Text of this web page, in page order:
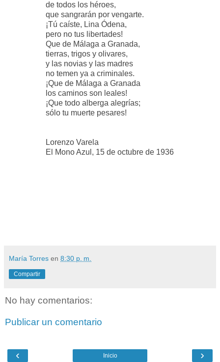
de todos los héroes,
que sangrarán por vengarte.
¡Tú caíste, Lina Ódena,
pero no tus libertades!
Que de Málaga a Granada,
tierras, trigos y olivares,
y las novias y las madres
no temen ya a criminales.
¡Que de Málaga a Granada
los caminos son leales!
¡Que todo alberga alegrías;
sólo tu muerte pesares!
Lorenzo Varela
El Mono Azul, 15 de octubre de 1936
María Torres en 8:30 p. m.
Compartir
No hay comentarios:
Publicar un comentario
‹ ›
Inicio